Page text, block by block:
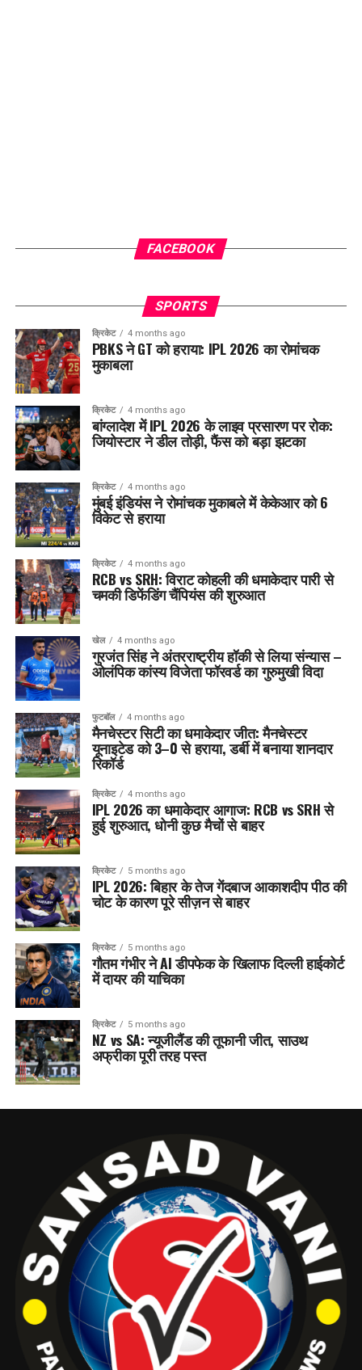
FACEBOOK
SPORTS
क्रिकेट 4 months ago
PBKS ने GT को हराया: IPL 2026 का रोमांचक
मुकाबला
क्रिकेट 4 months ago
बांग्लादेश में IPL 2026 के लाइव प्रसारण पर रोक:
जियोस्टार ने डील तोड़ी, फैंस को बड़ा झटका
क्रिकेट 4 months ago
मुंबई इंडियंस ने रोमांचक मुकाबले में केकेआर को 6
विकेट से हराया
क्रिकेट 4 months ago
RCB vs SRH: विराट कोहली की धमाकेदार पारी से
चमकी डिफेंडिंग चैंपियंस की शुरुआत
खेल 4 months ago
गुरजंत सिंह ने अंतरराष्ट्रीय हॉकी से लिया संन्यास –
ओलंपिक कांस्य विजेता फॉरवर्ड का गुरुमुखी विदा
फुटबॉल 4 months ago
मैनचेस्टर सिटी का धमाकेदार जीत: मैनचेस्टर
यूनाइटेड को 3–0 से हराया, डर्बी में बनाया शानदार
रिकॉर्ड
क्रिकेट 4 months ago
IPL 2026 का धमाकेदार आगाज: RCB vs SRH से
हुई शुरुआत, धोनी कुछ मैचों से बाहर
क्रिकेट 5 months ago
IPL 2026: बिहार के तेज गेंदबाज आकाशदीप पीठ की
चोट के कारण पूरे सीज़न से बाहर
क्रिकेट 5 months ago
गौतम गंभीर ने AI डीपफेक के खिलाफ दिल्ली हाईकोर्ट
में दायर की याचिका
क्रिकेट 5 months ago
NZ vs SA: न्यूजीलैंड की तूफानी जीत, साउथ
अफ्रीका पूरी तरह पस्त